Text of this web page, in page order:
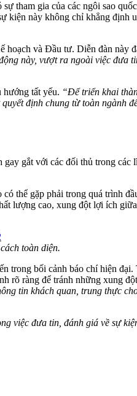
tham gia của các ngôi sao
kiện này không chỉ khẳng định
và Đầu tư. Diễn đàn này
này, vượt ra ngoài việc đưa
hướng tất yếu. “Để triển khai
định chung từ toàn ngành
gắt với các đối thủ trong
thể gặp phải trong quá trình
lượng cao, xung đột lợi ích
toàn diện.
trong bối cảnh báo chí hiện
rõ ràng để tránh những xung
tin khách quan, trung thực
việc đưa tin, đánh giá về sự